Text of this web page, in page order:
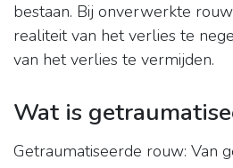
bestaan. Bij onverwerkte
realiteit van het verlies te
van het verlies te vermijden.
Wat is
Getraumatiseerde rouw: Van